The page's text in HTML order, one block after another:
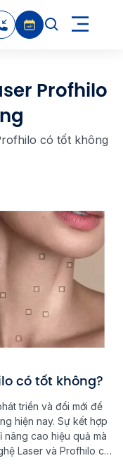
Profhilo
có tốt không
có tốt không?
triển và đổi mới để
hiện nay. Sự kết hợp
cao hiệu quả mà
Laser và Profhilo có